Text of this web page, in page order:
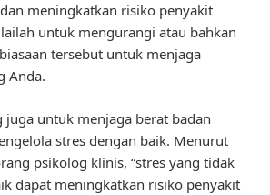
meningkatkan risiko penyakit
untuk mengurangi atau bahkan
tersebut untuk menjaga
Anda.
juga untuk menjaga berat badan
stres dengan baik. Menurut
psikolog klinis, “stres yang tidak
dapat meningkatkan risiko penyakit